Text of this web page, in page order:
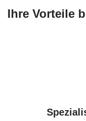
Ihre Vorteile